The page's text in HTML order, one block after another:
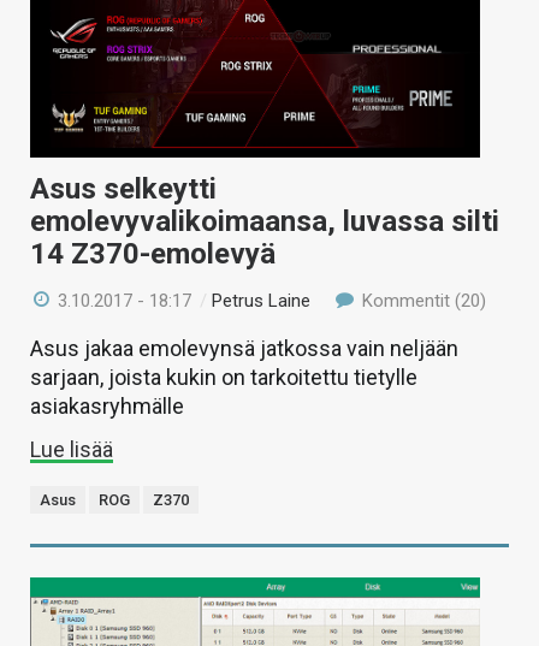
KAUPPA
HAKU
Asus selkeytti
emolevyvalikoimaansa, luvassa silti
14 Z370-emolevyä
3.10.2017 - 18:17 /Petrus Laine Kommentit (20)
Asus jakaa emolevynsä jatkossa vain neljään
sarjaan, joista kukin on tarkoitettu tietylle
asiakasryhmälle
Lue lisää
Asus ROG Z370